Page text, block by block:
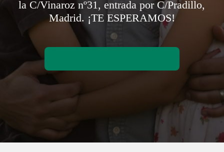
la C/Vinaroz nº31, entrada por C/Pradillo,
Madrid. ¡TE ESPERAMOS!